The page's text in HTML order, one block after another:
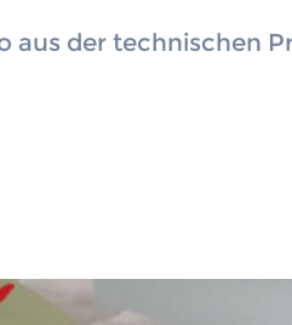
aus der technischen